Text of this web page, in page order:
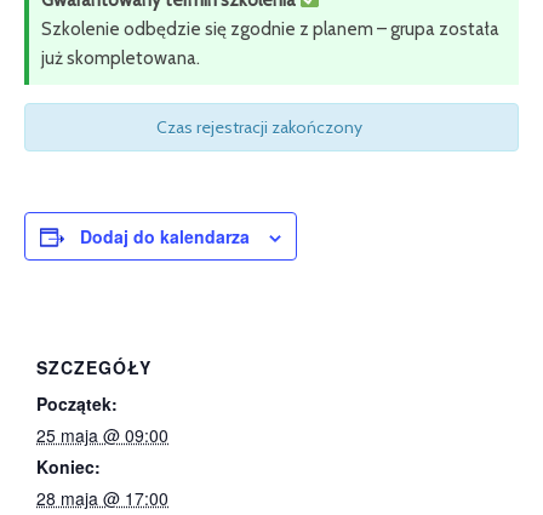
Szkolenie odbędzie się zgodnie z planem – grupa została
już skompletowana.
Czas rejestracji zakończony
Dodaj do kalendarza
SZCZEGÓŁY
Początek:
25 maja @ 09:00
Koniec:
28 maja @ 17:00